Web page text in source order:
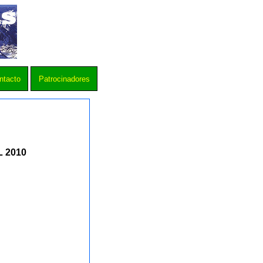
Patrocinadores
2010